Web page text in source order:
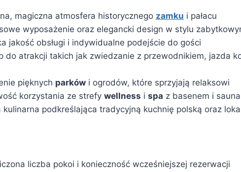
magiczna atmosfera historycznego zamku i pałacu
wyposażenie oraz elegancki design w stylu
jakość obsługi i indywidualne podejście do gości
do atrakcji takich jak zwiedzanie z przewodnikiem, jazda
pięknych parków i ogrodów, które sprzyjają relaksowi
korzystania ze strefy wellness i spa z basenem i
kulinarna podkreślająca tradycyjną kuchnię polską oraz
liczba pokoi i konieczność wcześniejszej rezerwacji